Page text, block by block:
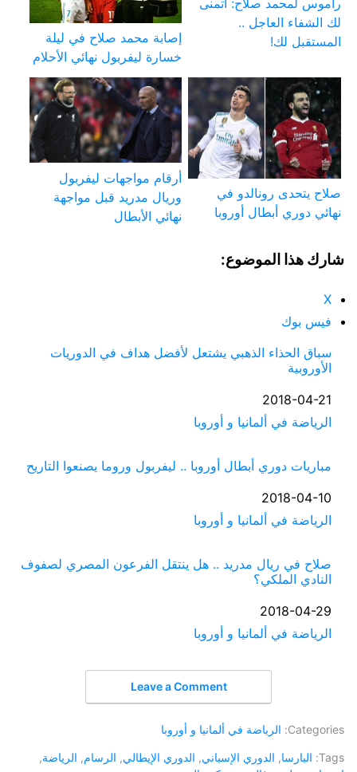
راموس لمحمد صلاح: أتمنى
لك الشفاء العاجل ..
المستقبل لك!
إصابة محمد صلاح في ليلة
خسارة ليفربول نهائي الأحلام
صلاح يتحدى رونالدو في
نهائي دوري أبطال أوروبا
أرقام مواجهات ليفربول
وريال مدريد قبل مواجهة
نهائي الأبطال
شارك هذا الموضوع:
X
فيس بوك
سباق الحذاء الذهبي يشتعل لأفضل هداف في الدوريات
الأوروبية
التاريخ
2018-04-21
في ما يتعلق بما يأتي
الرياضة في ألمانيا و أوروبا
مباريات دوري أبطال أوروبا .. ليفربول وروما يصنعوا التاريح
التاريخ
2018-04-10
في ما يتعلق بما يأتي
الرياضة في ألمانيا و أوروبا
صلاح في ريال مدريد .. هل ينتقل الفرعون المصري لصفوف
النادي الملكي؟
التاريخ
2018-04-29
في ما يتعلق بما يأتي
الرياضة في ألمانيا و أوروبا
Leave a Comment
Categories: الرياضة في ألمانيا و أوروبا
Tags: البارسا, الدوري الإسباني, الدوري الإيطالي, الرسام, الرياضة,